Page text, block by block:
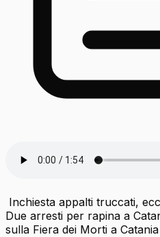
Inchiesta appalti truccati,
Due arresti per rapina a
sulla Fiera dei Morti a Catania